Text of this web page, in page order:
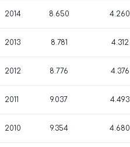
2014 8.650 4.260
2013 8.781 4.312
2012 8.776 4.376
2011 9.037 4.493
2010 9.354 4.680